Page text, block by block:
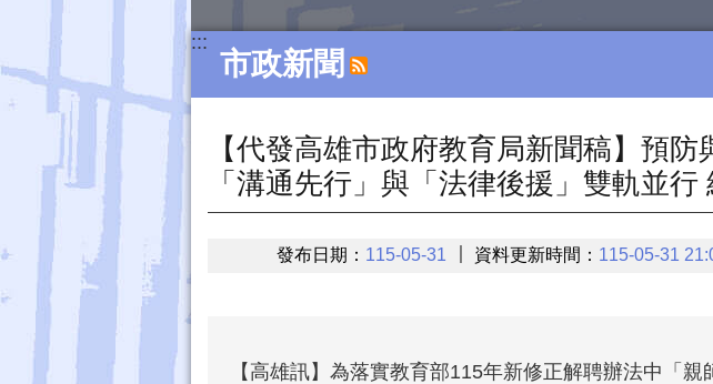
:::
市政新聞
【代發高雄市政府教育局新聞稿】預
「溝通先行」與「法律後援」雙軌並
發布日期： 115-05-31 資料更新時間： 115-05-31
【高雄訊】為落實教育部115年新修正解聘辦法中「